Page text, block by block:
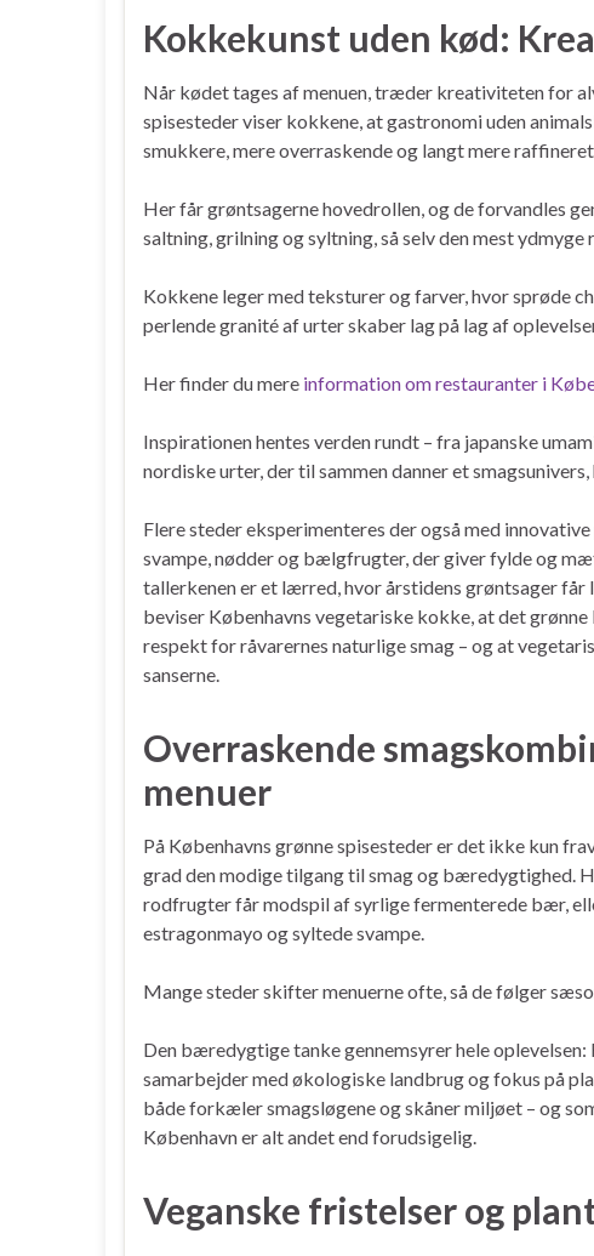
Kokkekunst uden kød:
Når kødet tages af menuen, træder kreativiteten for
spisesteder viser kokkene, at gastronomi uden
smukkere, mere overraskende og langt mere
Her får grøntsagerne hovedrollen, og de forvandles
saltning, grilning og syltning, så selv den mest
Kokkene leger med teksturer og farver, hvor sprøde
perlende granité af urter skaber lag på lag af
Her finder du mere information om restauranter i
Inspirationen hentes verden rundt – fra japanske
nordiske urter, der til sammen danner et
Flere steder eksperimenteres der også med
svampe, nødder og bælgfrugter, der giver fylde og
tallerkenen er et lærred, hvor årstidens grøntsager
beviser Københavns vegetariske kokke, at det
respekt for råvarernes naturlige smag – og at
sanserne.
Overraskende
menuer
På Københavns grønne spisesteder er det ikke kun
grad den modige tilgang til smag og bæredygtighed.
rodfrugter får modspil af syrlige fermenterede bær,
estragonmayo og syltede svampe.
Mange steder skifter menuerne ofte, så de følger
Den bæredygtige tanke gennemsyrer hele
samarbejder med økologiske landbrug og fokus på
både forkæler smagsløgene og skåner miljøet – og
København er alt andet end forudsigelig.
Veganske fristelser og